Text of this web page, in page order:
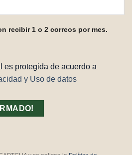
recibir 1 o 2 correos por mes.
es protegida de acuerdo a
y Uso de datos